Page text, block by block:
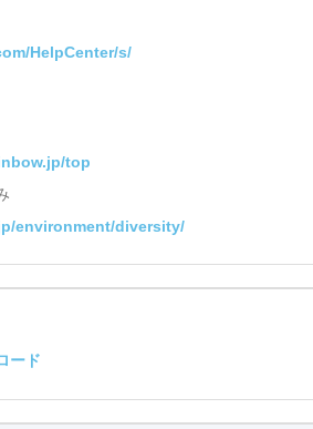
HelpCenter/s/
top
environment/diversity/
ード